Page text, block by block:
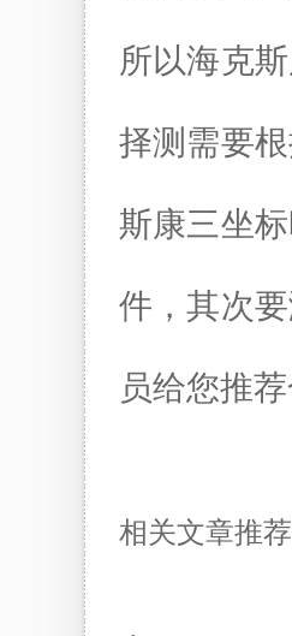
所以海克
择测需要
斯康三坐
件，其次
员给您推
相关文章推